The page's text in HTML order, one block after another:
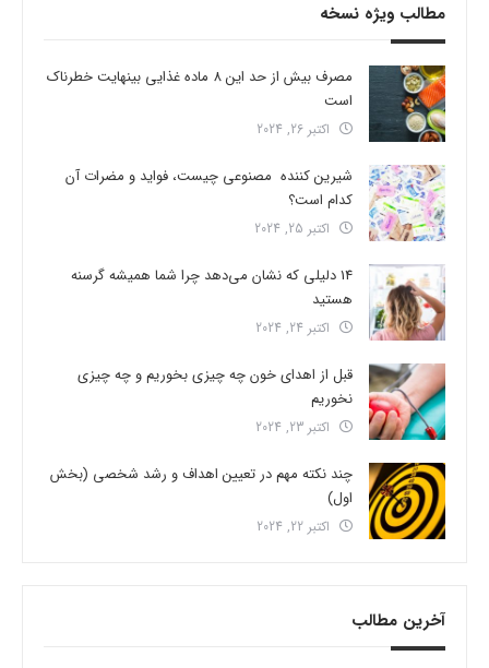
مطالب ویژه نسخه
مصرف بیش از حد این 8 ماده غذایی بینهایت خطرناک
است
اکتبر 26, 2024
شیرین کننده مصنوعی چیست، فواید و مضرات آن
کدام است؟
اکتبر 25, 2024
14 دلیلی که نشان می‌دهد چرا شما همیشه گرسنه
هستید
اکتبر 24, 2024
قبل از اهدای خون چه چیزی بخوریم و چه چیزی
نخوریم
اکتبر 23, 2024
چند نکته مهم در تعیین اهداف و رشد شخصی (بخش
اول)
اکتبر 22, 2024
آخرین مطالب